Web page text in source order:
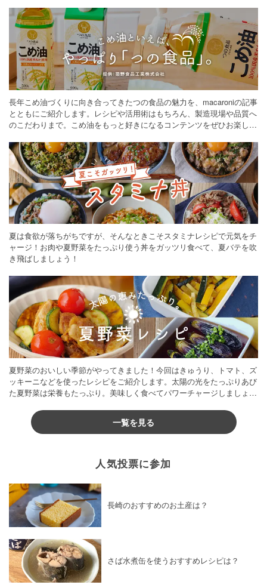
長年こめ油づくりに向き合ってきたつの食品の魅力を、macaroniの記事
とともにご紹介します。レシピや活用術はもちろん、製造現場や品質へ
のこだわりまで。こめ油をもっと好きになるコンテンツをぜひお楽しみ
夏は食欲が落ちがちですが、そんなときこそスタミナレシピで元気をチ
ャージ！お肉や夏野菜をたっぷり使う丼をガッツリ食べて、夏バテを吹
き飛ばしましょう！
夏野菜のおいしい季節がやってきました！今回はきゅうり、トマト、ズ
ッキーニなどを使ったレシピをご紹介します。太陽の光をたっぷりあび
た夏野菜は栄養もたっぷり。美味しく食べてパワーチャージしましょう
一覧を見る
人気投票に参加
長崎のおすすめのお土産は？
さば水煮缶を使うおすすめレシピは？